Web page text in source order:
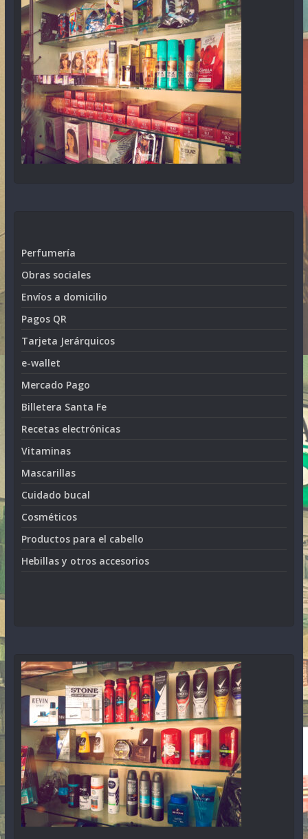
Perfumería
Obras sociales
Envíos a domicilio
Pagos QR
Tarjeta Jerárquicos
e-wallet
Mercado Pago
Billetera Santa Fe
Recetas electrónicas
Vitaminas
Mascarillas
Cuidado bucal
Cosméticos
Productos para el cabello
Hebillas y otros accesorios